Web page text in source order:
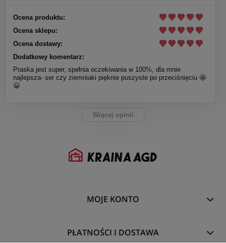
Ocena produktu:
Ocena sklepu:
Ocena dostawy:
Dodatkowy komentarz:
Praska jest super, spełnia oczekiwania w 100%, dla mnie
najlepsza- ser czy ziemniaki pięknie puszyste po przeciśnięciu 🤩
😀
Więcej opinii
MOJE KONTO
PŁATNOŚCI I DOSTAWA